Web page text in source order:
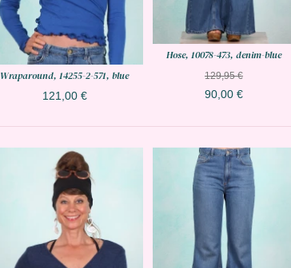
Wraparound, 14255-2-571, blue
121,00 €
Hose, 10078-473, denim-blue
129,95 €
90,00 €